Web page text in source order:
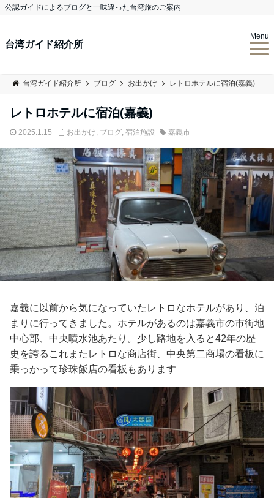
公認ガイドによるブログと一味違った台湾旅のご案内
台湾ガイド紹介所
Menu
台湾ガイド紹介所 ブログ お出かけ レトロホテルに宿泊(嘉義)
レトロホテルに宿泊(嘉義)
2025.1.15 お出かけ, ブログ, 宿泊施設 嘉義市
嘉義に以前から気になっていたレトロなホテルがあり、泊
まりに行ってきました。ホテルがあるのは嘉義市の市街地
中心部、中央噴水池あたり。少し路地を入ると42年の歴
史を誇るこれまたレトロな商店街、中央第二商場の看板に
乗っかって珍珠飯店の看板もあります